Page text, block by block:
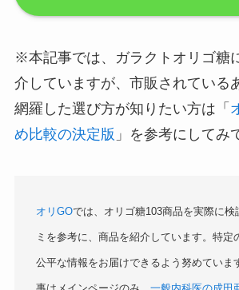
※本記事では、ガラクトオリゴ糖
介していますが、市販されている
網羅した選び方が知りたい方は「
め比較の決定版 」を参考にしてみ
オリGOでは、オリゴ糖103商品を実際に検
ミを参考に、商品を紹介しています。特定
公平な情報をお届けできるよう努めてい